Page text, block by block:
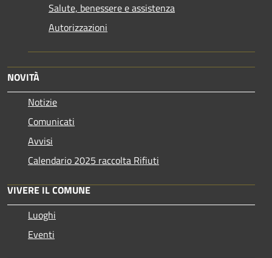
Salute, benessere e assistenza
Autorizzazioni
NOVITÀ
Notizie
Comunicati
Avvisi
Calendario 2025 raccolta Rifiuti
VIVERE IL COMUNE
Luoghi
Eventi